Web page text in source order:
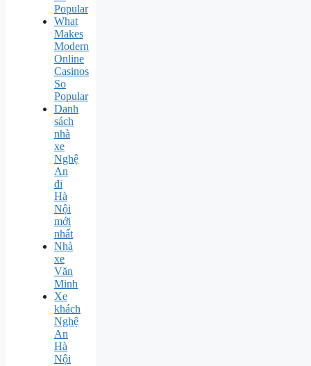
Popular
What
Makes
Modern
Online
Casinos
So
Popular
Danh
sách
nhà
xe
Nghệ
An
đi
Hà
Nội
mới
nhất
Nhà
xe
Văn
Minh
Xe
khách
Nghệ
An
Hà
Nội